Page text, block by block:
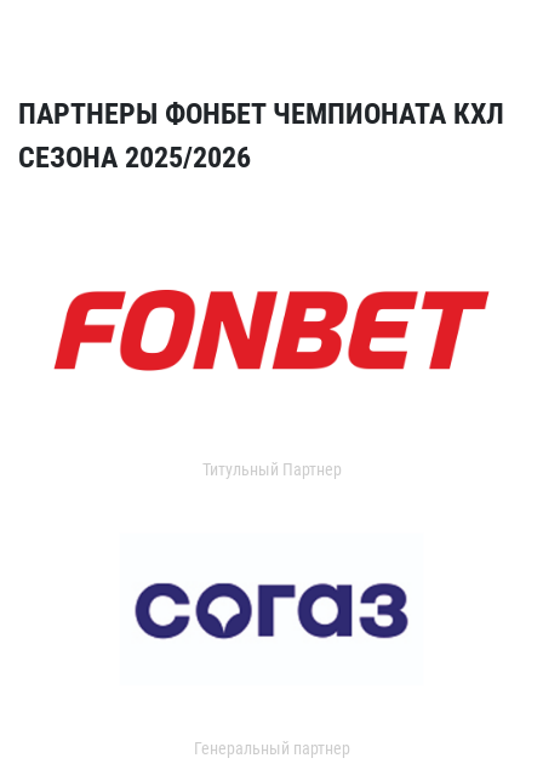
ПАРТНЕРЫ ФОНБЕТ ЧЕМПИОНАТА КХЛ
СЕЗОНА 2025/2026
Титульный Партнер
Генеральный партнер